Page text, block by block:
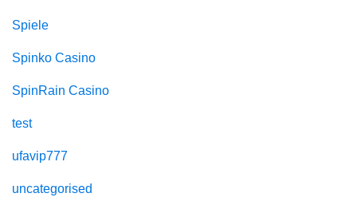
Spiele
Spinko Casino
SpinRain Casino
test
ufavip777
uncategorised